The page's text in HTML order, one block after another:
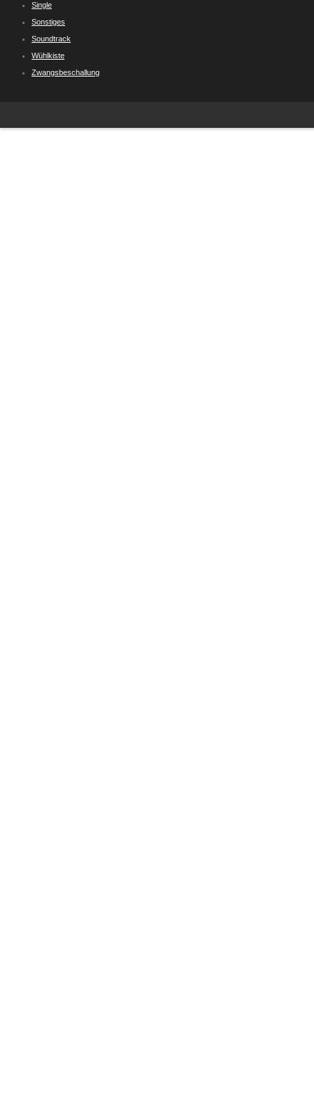
Single
Sonstiges
Soundtrack
Wühlkiste
Zwangsbeschallung